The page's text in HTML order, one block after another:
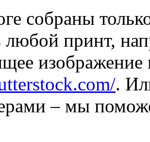
собраны
любой принт,
изображение
.
– мы